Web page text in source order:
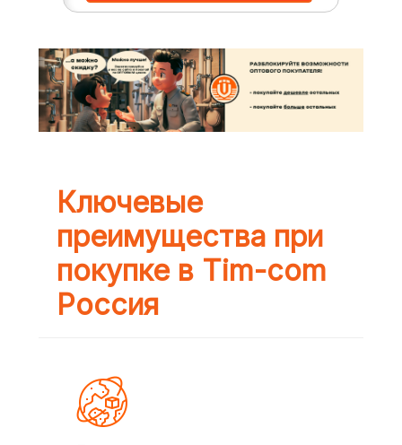
Ключевые
преимущества при
покупке в Tim-com
Россия